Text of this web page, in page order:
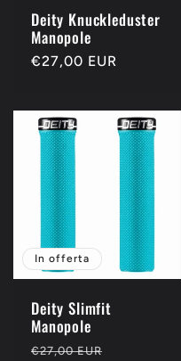
Deity Knuckleduster
Manopole
Prezzo
€27,00 EUR
In offerta
Deity Slimfit
Manopole
Prezzo
€27,00 EUR